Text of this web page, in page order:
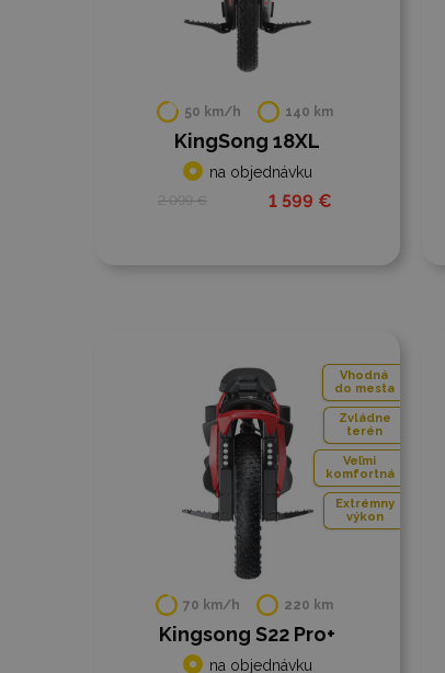
50 km/h 140 km
KingSong 18XL
na objednávku
1 599 €
2 099 €
Vhodná
do mesta
Zvládne
terén
Veľmi
komfortná
Extrémny
výkon
70 km/h 220 km
Kingsong S22 Pro+
na objednávku